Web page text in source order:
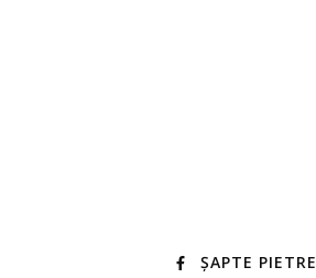
ȘAPTE PIETRE